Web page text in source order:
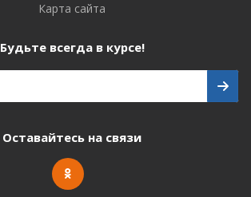
Карта сайта
Будьте всегда в курсе!
Оставайтесь на связи